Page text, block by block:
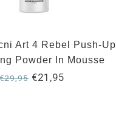
Art 4 Rebel Push-Up
Powder In Mousse
250ml
€29,95€21,95